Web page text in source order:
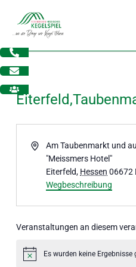
Inhalt
springen
AdresseAm Taubenmarkt und
"Meissmers Hotel"
Eiterfeld, Hessen 06672
Wegbeschreibung
Veranstaltungen an diesem
HinweisEs wurden keine Ergebnisse